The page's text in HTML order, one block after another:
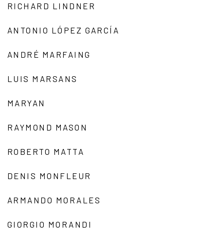
RICHARD LINDNER
ANTONIO LÓPEZ GARCÍA
ANDRÉ MARFAING
LUIS MARSANS
MARYAN
RAYMOND MASON
ROBERTO MATTA
DENIS MONFLEUR
ARMANDO MORALES
GIORGIO MORANDI